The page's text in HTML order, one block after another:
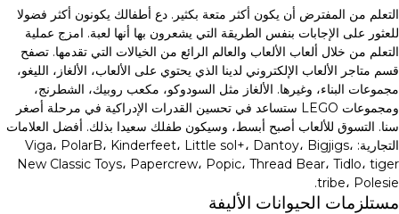
التعلم من المفترض أن يكون أكثر متعة بكثير. دع أطفالك يكونون أكثر فضولا
للعثور على الإجابات بنفس الطريقة التي يشعرون بها أنها لعبة. امزج عملية
التعلم من خلال ألعاب الألعاب والعالم الرائع من الخيالات التي تقدمها. تصفح
قسم متاجر الألعاب الإلكتروني لدينا الذي يحتوي على الألعاب، الألغاز، الليغو،
مجموعات البناء، وغيرها. الألغاز مثل السودوكو، مكعب روبيك، الشطرنج،
ومجموعات LEGO ستساعد في تحسين القدرات الإدراكية في مرحلة أصغر
سنا. التسوق للألعاب أصبح أبسط، وسيكون طفلك سعيدا بذلك. أفضل العلامات
التجارية: Viga، PolarB، Kinderfeet، Little sol+، Dantoy، Bigjigs،
New Classic Toys، Papercrew، Popic، Thread Bear، Tidlo، tiger
tribe، Polesie.
مستلزمات الحيوانات الأليفة